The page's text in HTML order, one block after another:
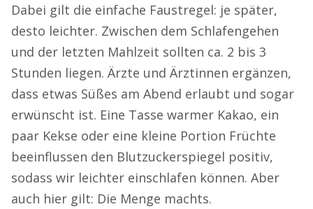
Dabei gilt die einfache Faustregel: je später,
desto leichter. Zwischen dem Schlafengehen
und der letzten Mahlzeit sollten ca. 2 bis 3
Stunden liegen. Ärzte und Ärztinnen ergänzen,
dass etwas Süßes am Abend erlaubt und sogar
erwünscht ist. Eine Tasse warmer Kakao, ein
paar Kekse oder eine kleine Portion Früchte
beeinflussen den Blutzuckerspiegel positiv,
sodass wir leichter einschlafen können. Aber
auch hier gilt: Die Menge machts.